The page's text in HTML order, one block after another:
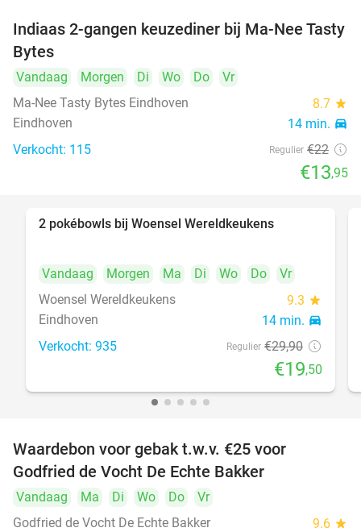
37%
Indiaas 2-gangen keuzediner bij Ma-Nee Tasty
Bytes
Vandaag Morgen Di Wo Do
Vr
Ma-Nee Tasty Bytes Eindhoven
8.7 star
Eindhoven 14 min. directions_car
Verkocht: 115 Regulier €22
€13,95
2 pokébowls bij Woensel Wereldkeukens
Vandaag Morgen Ma Di Wo Do
Vr
Woensel Wereldkeukens
9.3 star
Eindhoven 14 min. directions_car
Verkocht: 935 Regulier €29,90
€19,50
Waardebon voor gebak t.w.v. €25 voor
Godfried de Vocht De Echte Bakker
Vandaag Ma Di Wo Do
Vr
Godfried de Vocht De Echte Bakker
9.6 star